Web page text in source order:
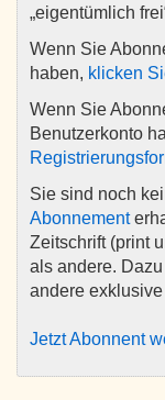
„eigentümlich
Wenn Sie
haben, klicken
Wenn Sie
Benutzerkonto
Sie sind noch
Abonnement
Zeitschrift (print
als andere.
andere
Jetzt Abonnent